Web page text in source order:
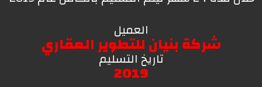
العميل
شركة بنيان للتطوير العقاري
تاريخ التسليم
2019